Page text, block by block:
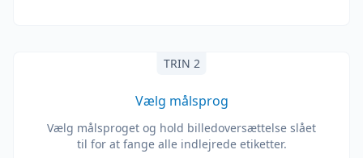
TRIN 2
Vælg målsprog
Vælg målsproget og hold billedoversættelse slået
til for at fange alle indlejrede etiketter.